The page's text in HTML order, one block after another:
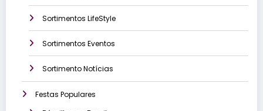
Sortimentos LifeStyle
Sortimentos Eventos
Sortimento Notícias
Festas Populares